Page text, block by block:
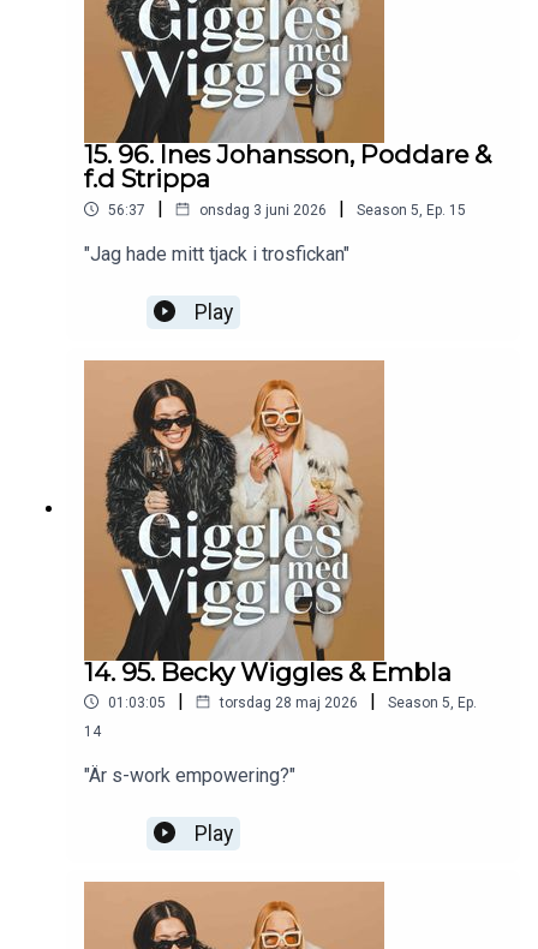
15. 96. Ines Johansson, Poddare &
f.d Strippa
56:37 | onsdag 3 juni 2026 | Season 5 Ep. 15
"Jag hade mitt tjack i trosfickan"
Play
14. 95. Becky Wiggles & Embla
01:03:05 | torsdag 28 maj 2026 | Season 5 Ep.
14
"Är s-work empowering?"
Play